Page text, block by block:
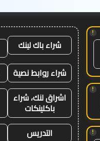
!
!
!
شراء باك لينك
شراء روابط نصية
اشراق لنك، شراء
باكلينكات
التدريس